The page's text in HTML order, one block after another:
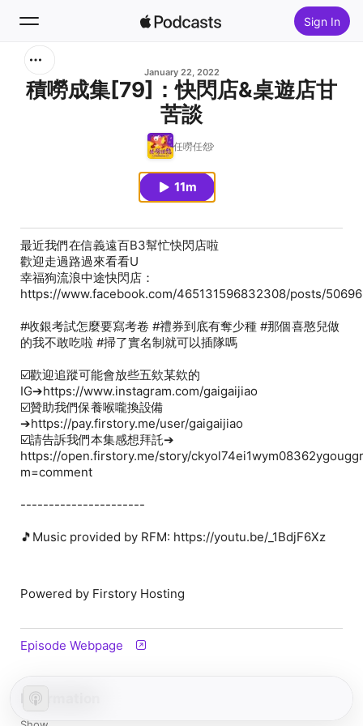
Sign In
January 22, 2022
積嘮成集[79]：快閃店&桌遊店甘
苦談
任嘮任怨
11m
最近我們在信義遠百B3幫忙快閃店啦
歡迎走過路過來看看U
幸福狗流浪中途快閃店：
https://www.facebook.com/465131596832308/posts/
#收銀考試怎麼要寫考卷 #禮券到底有奪少種 #那個喜憨兒做
的我不敢吃啦 #掃了實名制就可以插隊嗎
☑️歡迎追蹤可能會放些五欸某欸的
IG➔https://www.instagram.com/gaigaijiao
☑️贊助我們保養喉嚨換設備
➔https://pay.firstory.me/user/gaigaijiao
☑️請告訴我們本集感想拜託➔
https://open.firstory.me/story/
m=comment
----------------------
🎵Music provided by RFM: https://youtu.be/_1BdjF6Xz
Powered by Firstory Hosting
Episode Webpage
Information